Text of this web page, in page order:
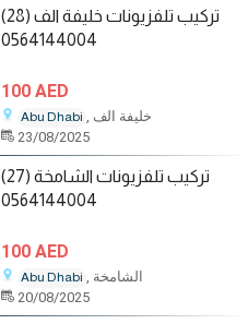
تركيب تلفزيونات خليفة الف (28)
0564144004
100 AED
Abu Dhabi
, خليفة الف
23/08/2025
تركيب تلفزيونات الشامخة (27)
0564144004
100 AED
Abu Dhabi
, الشامخة
20/08/2025